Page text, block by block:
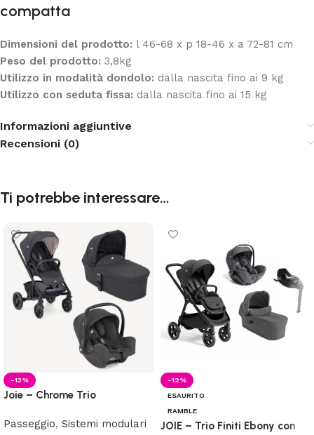
compatta
Dimensioni del prodotto: l 46-68 x p 18-46 x a 72-81 cm
Peso del prodotto: 3,8kg
Utilizzo in modalità dondolo: dalla nascita fino ai 9 kg
Utilizzo con seduta fissa: dalla nascita fino ai 15 kg
Informazioni aggiuntive
Recensioni (0)
Ti potrebbe interessare…
-13%
Joie – Chrome Trio
Passeggio, Sistemi modulari
-12%
ESAURITO
RAMBLE
JOIE – Trio Finiti Ebony con